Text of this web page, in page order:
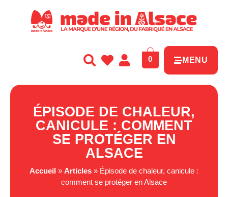
0 MENU
ÉPISODE DE CHALEUR,
CANICULE : COMMENT
SE PROTÉGER EN
ALSACE
Accueil » Articles » Épisode de chaleur, canicule :
comment se protéger en Alsace